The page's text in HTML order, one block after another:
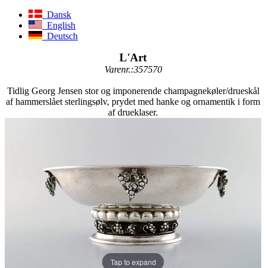
Dansk
English
Deutsch
L'Art
Varenr.:357570
Tidlig Georg Jensen stor og imponerende champagnekøler/drueskål
af hammerslået sterlingsølv, prydet med hanke og ornamentik i form
af drueklaser.
Tap to expand